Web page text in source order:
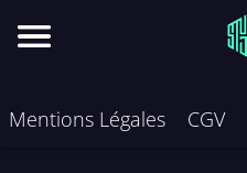
Mentions Légales CGV